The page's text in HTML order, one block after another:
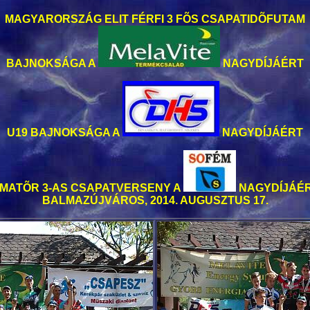
MAGYARORSZÁG ELIT FÉRFI 3 FÕS CSAPATIDÕFUTAM
BAJNOKSÁGA A NAGYDÍJÁÉRT
U19 BAJNOKSÁGA A NAGYDÍJÁÉRT
3-AS CSAPATVERSENY A
BALMAZÚJVÁROS, 2014. AUGUSZTUS 17.